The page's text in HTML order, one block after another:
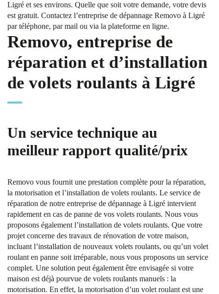
Ligré et ses environs. Quelle que soit votre demande, votre devis
est gratuit. Contactez l’entreprise de dépannage Removo à Ligré
par téléphone, par mail ou via la plateforme en ligne.
Removo, entreprise de
réparation et d’installation
de volets roulants à Ligré
Un service technique au
meilleur rapport qualité/prix
Removo vous fournit une prestation complète pour la réparation,
la motorisation et l’installation de volets roulants. Le service de
réparation de notre entreprise de dépannage à Ligré intervient
rapidement en cas de panne de vos volets roulants. Nous vous
proposons également l’installation de volets roulants. Que votre
projet concerne des travaux de rénovation de votre maison,
incluant l’installation de nouveaux volets roulants, ou qu’un volet
roulant en panne soit irréparable, nous vous proposons un service
complet. Une solution peut également être envisagée si votre
maison est déjà pourvue de volets roulants manuels : la
motorisation. En effet, la motorisation d’un volet roulant est une